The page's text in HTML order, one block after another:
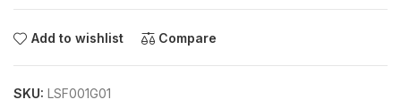
Add to wishlist Compare
SKU: LSF001G01